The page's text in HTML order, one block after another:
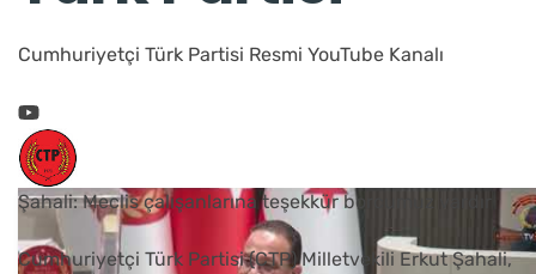
Cumhuriyetçi Türk Partisi Resmi YouTube Kanalı
Şahali: Meclis çalışanlarına teşekkür borcumuz vardır
Cumhuriyetçi Türk Partisi (CTP) Milletvekili Erkut Şahali,